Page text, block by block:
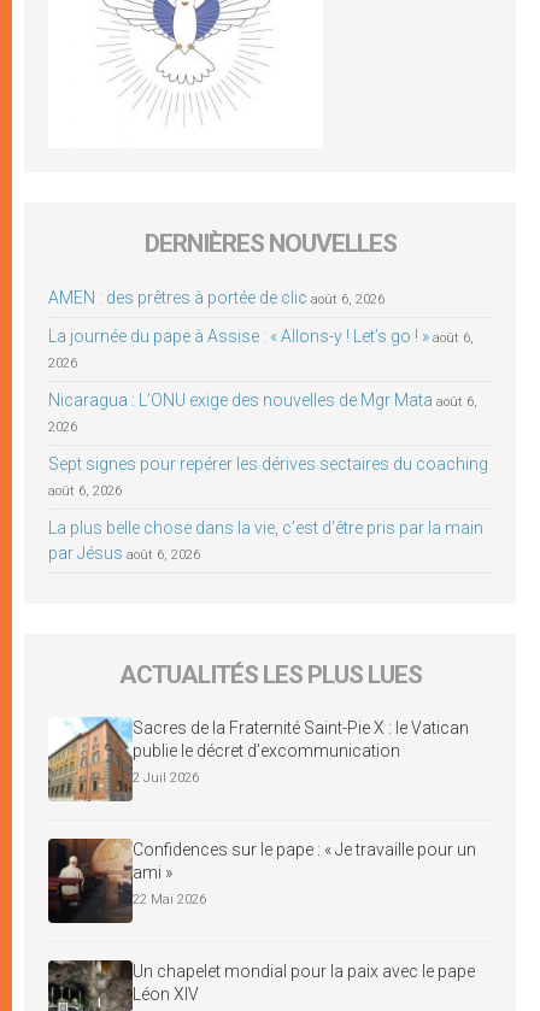
DERNIÈRES NOUVELLES
AMEN : des prêtres à portée de clic août 6, 2026
La journée du pape à Assise : « Allons-y ! Let’s go ! » août 6,
2026
Nicaragua : L’ONU exige des nouvelles de Mgr Mata août 6,
2026
Sept signes pour repérer les dérives sectaires du coaching
août 6, 2026
La plus belle chose dans la vie, c’est d’être pris par la main
par Jésus août 6, 2026
ACTUALITÉS LES PLUS LUES
Sacres de la Fraternité Saint-Pie X : le Vatican
publie le décret d’excommunication
2 Juil 2026
Confidences sur le pape : « Je travaille pour un
ami »
22 Mai 2026
Un chapelet mondial pour la paix avec le pape
Léon XIV